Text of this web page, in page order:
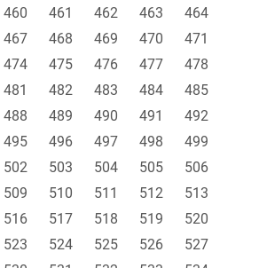
460 461 462 463
464
467 468 469 470
471
474 475 476 477
478
481 482 483 484
485
488 489 490 491
492
495 496 497 498
499
502 503 504 505
506
509 510 511 512
513
516 517 518 519
520
523 524 525 526
527